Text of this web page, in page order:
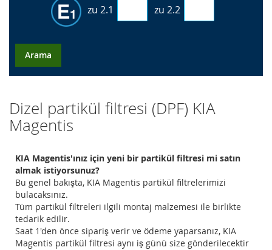
zu 2.1 zu 2.2
Arama
Dizel partikül filtresi (DPF) KIA
Magentis
KIA Magentis'ınız için yeni bir partikül filtresi mi satın
almak istiyorsunuz?
Bu genel bakışta, KIA Magentis partikül filtrelerimizi
bulacaksınız.
Tüm partikül filtreleri ilgili montaj malzemesi ile birlikte
tedarik edilir.
Saat 1'den önce sipariş verir ve ödeme yaparsanız, KIA
Magentis partikül filtresi aynı iş günü size gönderilecektir